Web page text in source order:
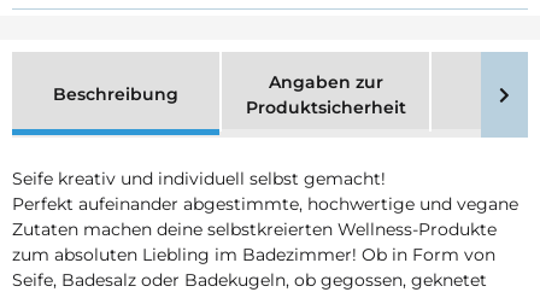
Beschreibung
Angaben zur
Produktsicherheit
Seife kreativ und individuell selbst gemacht!
Perfekt aufeinander abgestimmte, hochwertige und vegane
Zutaten machen deine selbstkreierten Wellness-Produkte
zum absoluten Liebling im Badezimmer! Ob in Form von
Seife, Badesalz oder Badekugeln, ob gegossen, geknetet